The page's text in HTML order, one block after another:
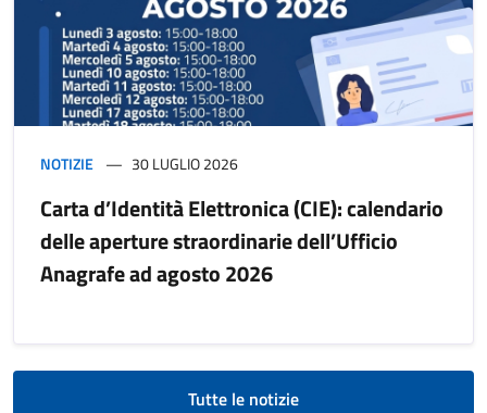
NOTIZIE 30 LUGLIO 2026
Carta d’Identità Elettronica (CIE): calendario
delle aperture straordinarie dell’Ufficio
Anagrafe ad agosto 2026
Tutte le notizie